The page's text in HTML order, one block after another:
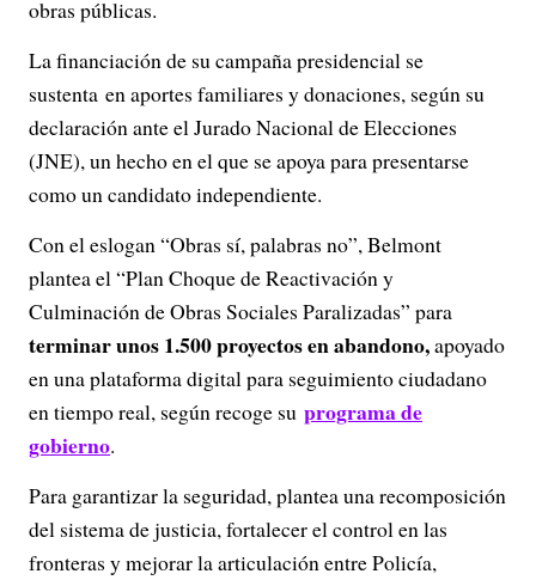
obras públicas.
La financiación de su campaña presidencial se
sustenta en aportes familiares y donaciones, según su
declaración ante el Jurado Nacional de Elecciones
(JNE), un hecho en el que se apoya para presentarse
como un candidato independiente.
Con el eslogan “Obras sí, palabras no”, Belmont
plantea el “Plan Choque de Reactivación y
Culminación de Obras Sociales Paralizadas” para
terminar unos 1.500 proyectos en abandono,apoyado
en una plataforma digital para seguimiento ciudadano
en tiempo real, según recoge su programa de
gobierno.
Para garantizar la seguridad, plantea una recomposición
del sistema de justicia, fortalecer el control en las
fronteras y mejorar la articulación entre Policía,